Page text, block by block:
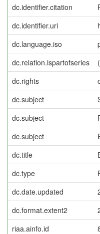
dc.identifier.citation
dc.identifier.uri
dc.language.iso
dc.relation.ispartofseries
dc.rights
dc.subject
dc.subject
dc.subject
dc.title
dc.type
dc.date.updated
dc.format.extent2
riaa.ainfo.id